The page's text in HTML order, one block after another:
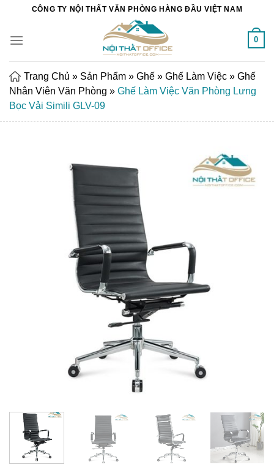
Chuyển
nội
CÔNG TY NỘI THẤT VĂN PHÒNG HÀNG ĐẦU VIỆT NAM
0
Trang Chủ » Sản Phẩm » Ghế » Ghế Làm Việc » Ghế
Nhân Viên Văn Phòng » Ghế Làm Việc Văn Phòng Lưng
Bọc Vải Simili GLV-09